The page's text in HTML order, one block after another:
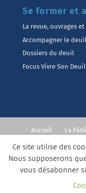
Se former et
La revue, ouvrages
Accompagner le deuil
Dossiers du deuil
Focus Vivre Son Deuil
Accueil La
©Fédération
Ce site utilise des
Nous supposerons
vous désabonner